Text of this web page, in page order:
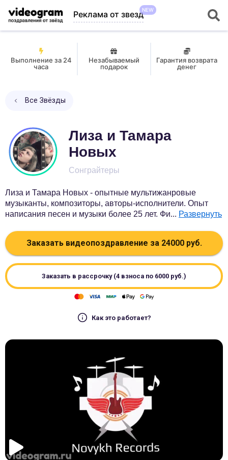
Реклама от звездNEW
Выполнение за 24
часа
Незабываемый
подарок
Гарантия возврата
денег
Все Звёзды
Лиза и Тамара
Новых
Сонграйтеры
Лиза и Тамара Новых - опытные мультижанровые
музыканты, композиторы, авторы-исполнители. Опыт
написания песен и музыки более 25 лет. Фи... Развернуть
Заказать видеопоздравление за 24000руб.
Заказать в рассрочку (4 взноса по 6000 руб.)
Как это работает?